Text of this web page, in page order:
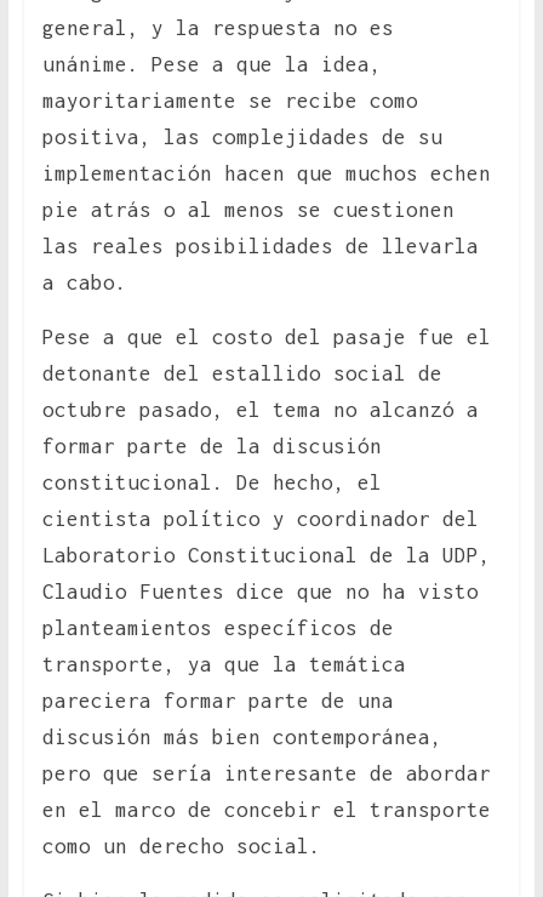
general, y la respuesta no es
unánime. Pese a que la idea,
mayoritariamente se recibe como
positiva, las complejidades de su
implementación hacen que muchos echen
pie atrás o al menos se cuestionen
las reales posibilidades de llevarla
a cabo.
Pese a que el costo del pasaje fue el
detonante del estallido social de
octubre pasado, el tema no alcanzó a
formar parte de la discusión
constitucional. De hecho, el
cientista político y coordinador del
Laboratorio Constitucional de la UDP,
Claudio Fuentes dice que no ha visto
planteamientos específicos de
transporte, ya que la temática
pareciera formar parte de una
discusión más bien contemporánea,
pero que sería interesante de abordar
en el marco de concebir el transporte
como un derecho social.